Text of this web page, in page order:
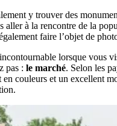
y trouver des
aller à la rencontre de la
faire l’objet de
lorsque vous
pas : le marché. Selon les
couleurs et un excellent